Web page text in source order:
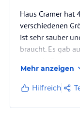
Haus Cramer hat
verschiedenen
ist sehr sauber
braucht. Es gab
es auch noch
Bezahlung auch
vom Bahnhof
Mehr anzeigen
Hilfreich